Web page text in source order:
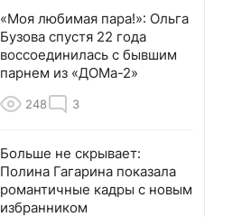
«Моя любимая пара!»: Ольга
Бузова спустя 22 года
воссоединилась с бывшим
парнем из «ДОМа-2»
248 3
Больше не скрывает:
Полина Гагарина показала
романтичные кадры с новым
избранником